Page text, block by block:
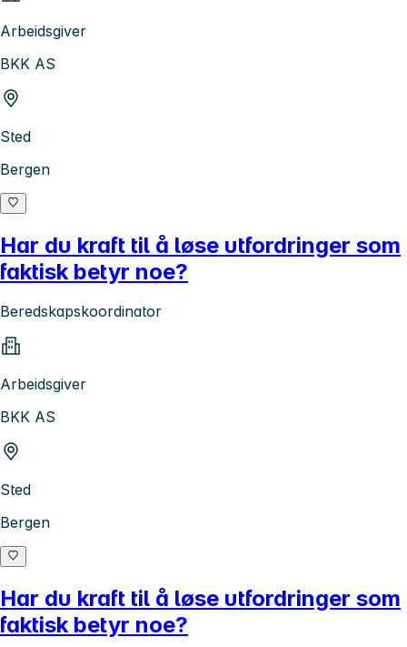
Arbeidsgiver
BKK AS
Sted
Bergen
Har du kraft til å løse utfordringer som
faktisk betyr noe?
Beredskapskoordinator
Arbeidsgiver
BKK AS
Sted
Bergen
Har du kraft til å løse utfordringer som
faktisk betyr noe?